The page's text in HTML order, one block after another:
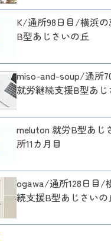
K/通所98日目/横浜
B型あじさいの丘
miso-and-soup/通所
就労継続支援B型あ
meluton 就労B型あじさいの丘 通
所11カ月目
ogawa/通所128日目/
続支援B型あじさいの